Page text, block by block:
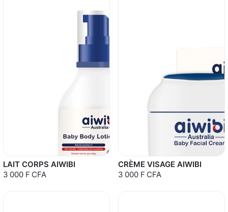
LAIT CORPS AIWIBI
3 000 F CFA
CRÈME VISAGE AIWIBI
3 000 F CFA